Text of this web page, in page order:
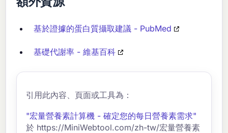
基於證據的蛋白質攝取建議 - PubMed
基礎代謝率 - 維基百科
引用此內容、頁面或工具為：
"宏量營養素計算機 - 確定您的每日營養素需求"
於 https://MiniWebtool.com/zh-tw/宏量營養素